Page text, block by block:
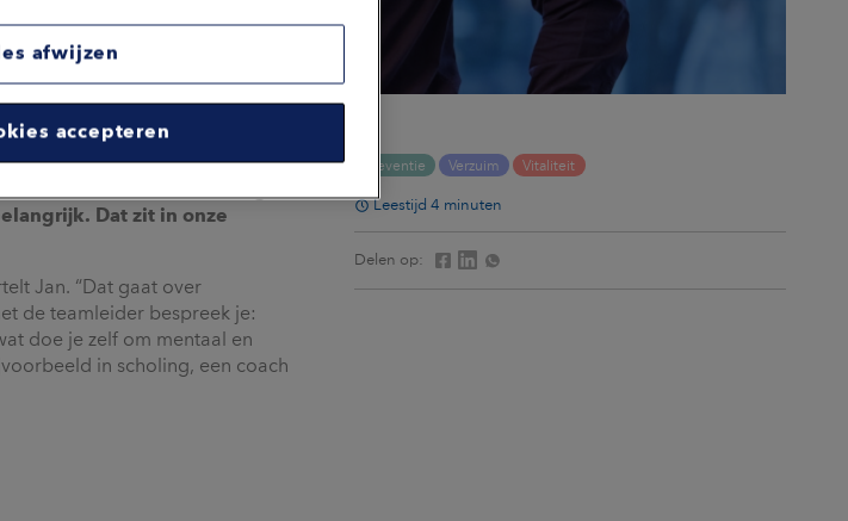
7 procent in 2021 naar 4,4
Jan Werkman: “De bal ligt
Dat zit in onze
Jan. “Dat gaat over
de teamleider bespreek je:
doe je zelf om mentaal en
in scholing, een coach
Preventie Verzuim Vitaliteit
Leestijd 4 minuten
Delen op:
afwijzen
accepteren